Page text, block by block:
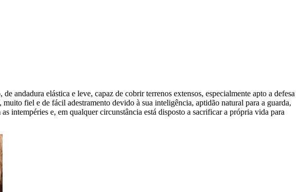
, de andadura elástica e leve, capaz de cobrir terrenos extensos, especialmente apto a defesa
muito fiel e de fácil adestramento devido à sua inteligência, aptidão natural para a guarda,
intempéries e, em qualquer circunstância está disposto a sacrificar a própria vida para